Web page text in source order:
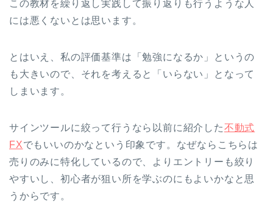
この教材を繰り返し実践して振り返りも行うような人
には悪くないとは思います。
とはいえ、私の評価基準は「勉強になるか」というの
も大きいので、それを考えると「いらない」となって
しまいます。
サインツールに絞って行うなら以前に紹介した不動式
FXでもいいのかなという印象です。なぜならこちらは
売りのみに特化しているので、よりエントリーも絞り
やすいし、初心者が狙い所を学ぶのにもよいかなと思
うからです。